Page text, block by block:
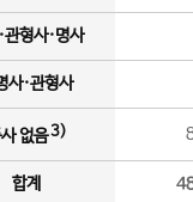
관형사·명사
사·관형사
없음3)
합계